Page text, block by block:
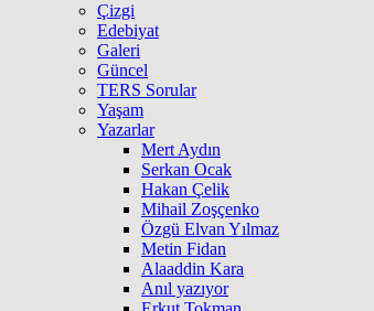
Çizgi
Edebiyat
Galeri
Güncel
TERS Sorular
Yaşam
Yazarlar
Mert Aydın
Serkan Ocak
Hakan Çelik
Mihail Zoşçenko
Özgü Elvan Yılmaz
Metin Fidan
Alaaddin Kara
Anıl yazıyor